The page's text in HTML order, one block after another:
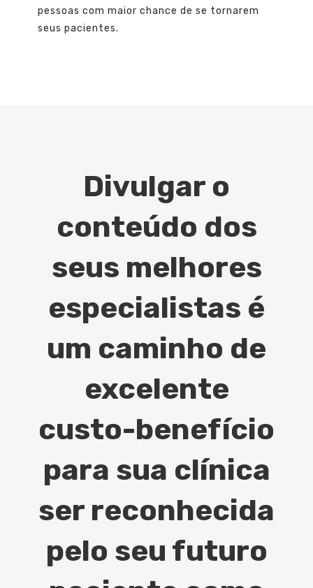
pessoas com maior chance de se tornarem
seus pacientes.
Divulgar o
conteúdo dos
seus melhores
especialistas é
um caminho de
excelente
custo-benefício
para sua clínica
ser reconhecida
pelo seu futuro